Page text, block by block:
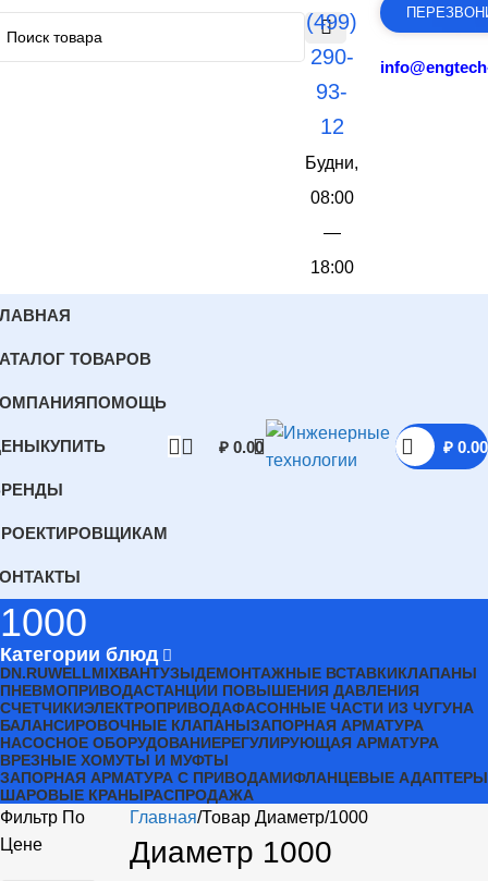
(499)
290-
93-
12
Будни,
08:00
—
18:00
ТОВАРОВ
ПОМОЩЬ
КУПИТЬ ₽ 0.00 ₽ 0.00
1000
Категории блюд
DN.RUWELLMIXВАНТУЗЫДЕМОНТАЖНЫЕ ВСТАВКИКЛАПАНЫ
ПНЕВМОПРИВОДАСТАНЦИИ ПОВЫШЕНИЯ ДАВЛЕНИЯ
СЧЕТЧИКИЭЛЕКТРОПРИВОДАФАСОННЫЕ ЧАСТИ ИЗ ЧУГУНА
БАЛАНСИРОВОЧНЫЕ КЛАПАНЫЗАПОРНАЯ АРМАТУРА
НАСОСНОЕ ОБОРУДОВАНИЕРЕГУЛИРУЮЩАЯ АРМАТУРА
ВРЕЗНЫЕ ХОМУТЫ И МУФТЫ
ЗАПОРНАЯ АРМАТУРА С ПРИВОДАМИФЛАНЦЕВЫЕ АДАПТЕРЫ
ШАРОВЫЕ КРАНЫРАСПРОДАЖА
Фильтр По
Цене
Главная Товар Диаметр 1000
Диаметр 1000